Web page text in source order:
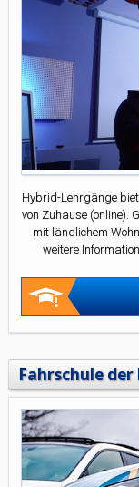
Hybrid-Lehrgänge
von Zuhause (online).
mit ländlichem
weitere
Fahrschule